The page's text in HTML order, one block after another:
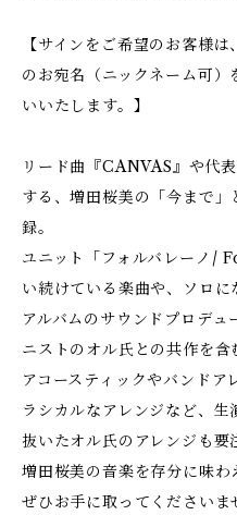
【サインをご希望のお客様
のお宛名（ニックネーム可
いいたします。】
リード曲『CANVAS』や代
する、増田桜美の「今まで
録。
ユニット「フォルバレーノ/
い続けている楽曲や、ソロ
アルバムのサウンドプロデ
ニストのオル氏との共作を含
アコースティックやバンドア
ラシカルなアレンジなど、
抜いたオル氏のアレンジも要
増田桜美の音楽を存分に味わ
ぜひお手に取ってくださいま